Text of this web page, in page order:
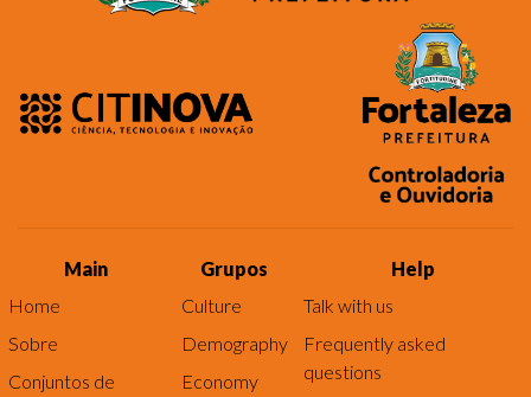
Main
Home
Sobre
Conjuntos de
Grupos
Culture
Demography
Economy
Help
Talk with us
Frequently asked
questions